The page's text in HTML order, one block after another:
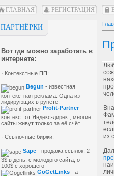
ГЛАВНАЯ РЕГИСТРАЦИЯ
ПАРТНЁРКИ
Вот где можно заработать в
интернете:
· Контекстные ПП:
Begun - известная
контекстная реклама. Одна из
лидирующих в рунете.
Profit-Partner-
контекст от Яндекс-директ, многие
сайты живут только за её счёт.
· Ссылочные биржи:
Sape - продажа ссылок. 2-
3$ в день, с молодого сайта, от
100$ с хорошего
GoGetLinks - а
из